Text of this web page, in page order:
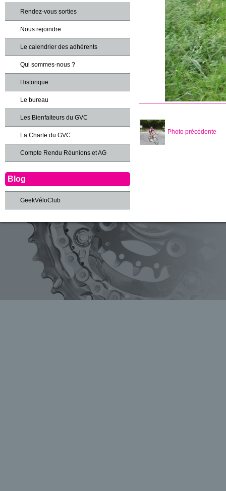
Photo précédente
Rendez-vous sorties
Nous rejoindre
Le calendrier des adhérents
Qui sommes-nous ?
Historique
Le bureau
Les Bienfaiteurs du GVC
La Charte du GVC
Compte Rendu Réunions et AG
Blog
GeekVéloClub